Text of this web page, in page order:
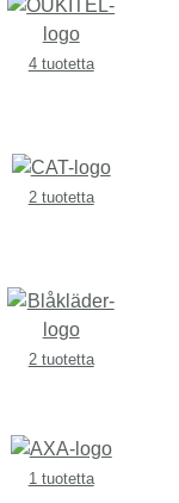
4 tuotetta
2 tuotetta
2 tuotetta
1 tuotetta